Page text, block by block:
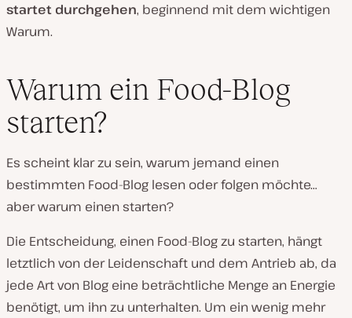
startet durchgehen, beginnend mit dem wichtigen
Warum.
Warum ein Food-Blog
starten?
Es scheint klar zu sein, warum jemand einen
bestimmten Food-Blog lesen oder folgen möchte…
aber warum einen starten?
Die Entscheidung, einen Food-Blog zu starten, hängt
letztlich von der Leidenschaft und dem Antrieb ab, da
jede Art von Blog eine beträchtliche Menge an Energie
benötigt, um ihn zu unterhalten. Um ein wenig mehr